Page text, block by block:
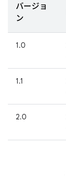
バージョ
ン
1.0
1.1
2.0